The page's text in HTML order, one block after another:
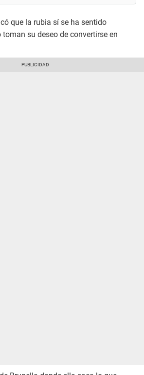
que la rubia sí se ha sentido
su deseo de convertirse en